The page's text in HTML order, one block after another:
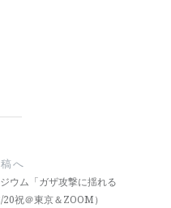
へ
ウム「ガザ攻撃に揺れる
祝＠東京＆ZOOM）